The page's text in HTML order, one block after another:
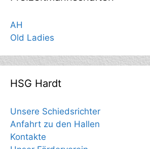
AH
Old Ladies
HSG Hardt
Unsere Schiedsrichter
Anfahrt zu den Hallen
Kontakte